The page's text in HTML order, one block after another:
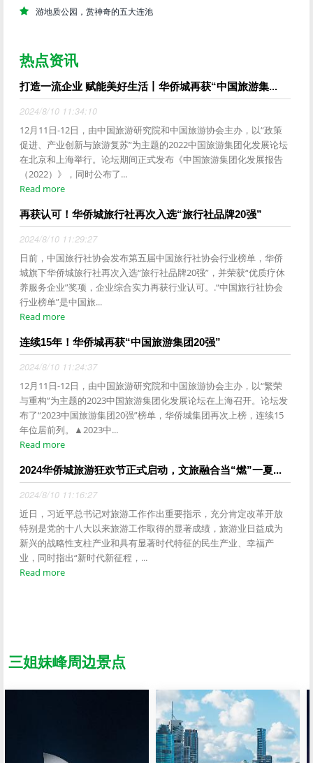
游地质公园，赏神奇的五大连池
热点资讯
打造一流企业 赋能美好生活丨华侨城再获“中国旅游集...
2024/8/10 11:34:10
12月11日-12日，由中国旅游研究院和中国旅游协会主办，以“政策
促进、产业创新与旅游复苏”为主题的2022中国旅游集团化发展论坛
在北京和上海举行。论坛期间正式发布《中国旅游集团化发展报告
（2022）》，同时公布了...
Read more
再获认可！华侨城旅行社再次入选“旅行社品牌20强”
2024/8/10 11:29:27
日前，中国旅行社协会发布第五届中国旅行社协会行业榜单，华侨
城旗下华侨城旅行社再次入选“旅行社品牌20强”，并荣获“优质疗休
养服务企业”奖项，企业综合实力再获行业认可。.“中国旅行社协会
行业榜单”是中国旅...
Read more
连续15年！华侨城再获“中国旅游集团20强”
2024/8/10 11:24:37
12月11日-12日，由中国旅游研究院和中国旅游协会主办，以“繁荣
与重构”为主题的2023中国旅游集团化发展论坛在上海召开。论坛发
布了“2023中国旅游集团20强”榜单，华侨城集团再次上榜，连续15
年位居前列。▲2023中...
Read more
2024华侨城旅游狂欢节正式启动，文旅融合当“燃”一夏...
2024/8/10 11:16:27
近日，习近平总书记对旅游工作作出重要指示，充分肯定改革开放
特别是党的十八大以来旅游工作取得的显著成绩，旅游业日益成为
新兴的战略性支柱产业和具有显著时代特征的民生产业、幸福产
业，同时指出“新时代新征程，...
Read more
三姐妹峰周边景点